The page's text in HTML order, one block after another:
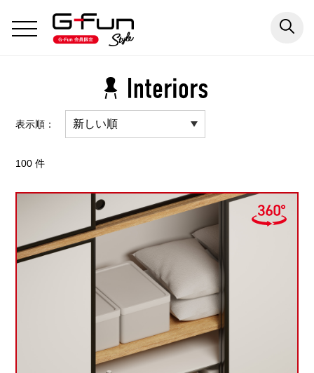
インテリア
エクステリア
アウトドア
ホビー
表示順：
100 件